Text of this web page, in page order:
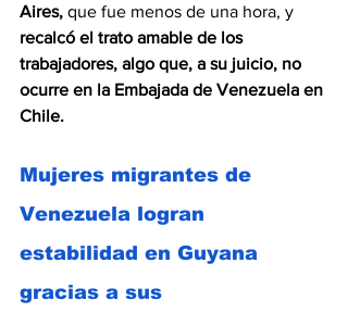
Aires, que fue menos de una hora, y
recalcó el trato amable de los
trabajadores, algo que, a su juicio, no
ocurre en la Embajada de Venezuela en
Chile.
Mujeres migrantes de
Venezuela logran
estabilidad en Guyana
gracias a sus